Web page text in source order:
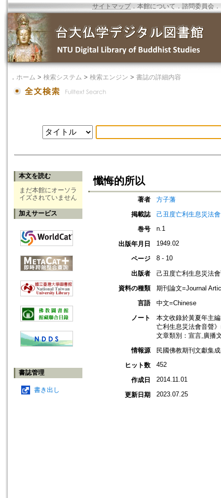
サイトマップ．本館について ． 諮問委員会 ．
． ホーム > 検索システム > 検索エンジン > 書誌の詳細内容
本文を読む
まだ本館にオーソラ
イズされていません
加えサービス
書誌管理
書き出し
懺悔的所以
著者
方子藩
掲載誌
己丑度亡利生息災法
巻号
n.1
出版年月日 1949.02
ページ 8 - 10
出版者
己丑度亡利生息災法
資料の種類
期刊論文=Journal
言語
中文=Chinese
ノート
本文收錄於黃夏年主
亡利生息災法會音聲
文章類別：宣言,廣播
情報源
民國佛教期刊文獻集
ヒット数
452
作成日 2014.11.01
更新日期 2023.07.25